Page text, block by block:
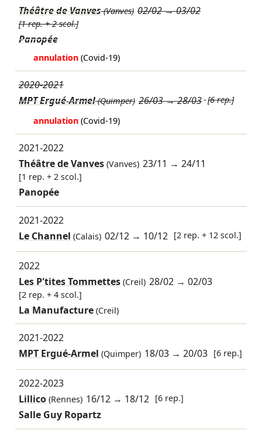
Théâtre de Vanves(Vanves) 02/02→03/02
[1 rep. + 2 scol.]
Panopée
annulation (Covid-19)
2020-2021
MPT Ergué-Armel(Quimper) 26/03→28/03 [6 rep.]
annulation (Covid-19)
2021-2022
Théâtre de Vanves(Vanves) 23/11 →24/11
[1 rep. + 2 scol.]
Panopée
2021-2022
Le Channel (Calais) 02/12 → 10/12 [2 rep. + 12 scol.]
2022
Les P'tites Tommettes(Creil) 28/02 →02/03
[2 rep. + 4 scol.]
La Manufacture (Creil)
2021-2022
MPT Ergué-Armel (Quimper) 18/03 →20/03 [6 rep.]
2022-2023
Lillico(Rennes) 16/12 → 18/12 [6 rep.]
Salle Guy Ropartz